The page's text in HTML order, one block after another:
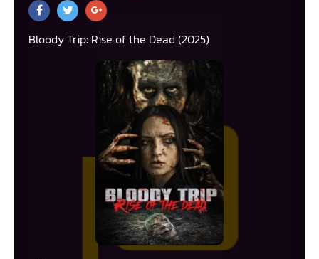
Bloody Trip: Rise of the Dead (2025)